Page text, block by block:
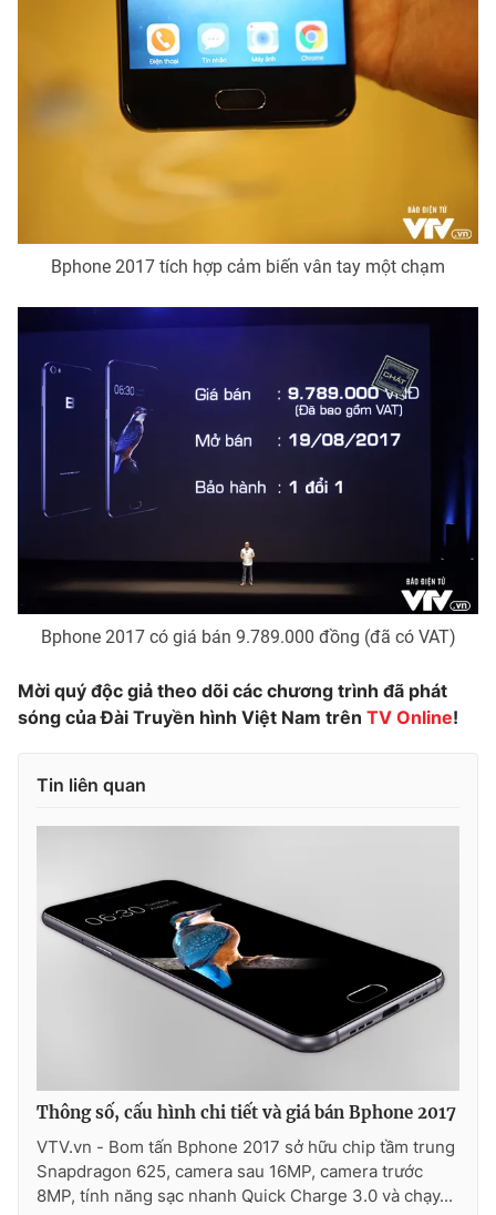
Bphone 2017 tích hợp cảm biến vân tay một chạm
Bphone 2017 có giá bán 9.789.000 đồng (đã có VAT)
Mời quý độc giả theo dõi các chương trình đã phát
sóng của Đài Truyền hình Việt Nam trên TV Online!
Tin liên quan
Thông số, cấu hình chi tiết và giá bán Bphone 2017
VTV.vn - Bom tấn Bphone 2017 sở hữu chip tầm trung
Snapdragon 625, camera sau 16MP, camera trước
8MP, tính năng sạc nhanh Quick Charge 3.0 và chạy...